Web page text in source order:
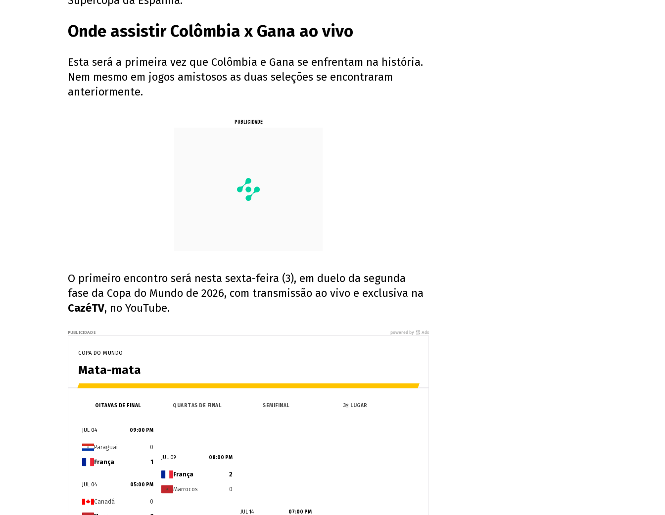
Onde assistir Colômbia x Gana ao vivo
Esta será a primeira vez que Colômbia e Gana se enfrentam na história.
Nem mesmo em jogos amistosos as duas seleções se encontraram
anteriormente.
PUBLICIDADE
O primeiro encontro será nesta sexta-feira (3), em duelo da segunda
fase da Copa do Mundo de 2026, com transmissão ao vivo e exclusiva na
CazéTV, no YouTube.